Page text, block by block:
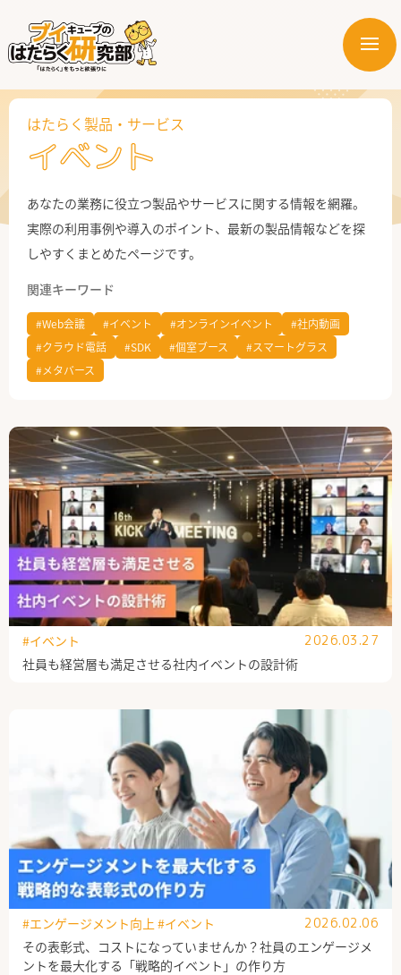
メ
ー
はたらく部署
はたらく課題
はたらく製品・サービス
公式X
公式Facebook
はたらく製品・サービス
イベント
あなたの業務に役立つ製品やサービスに関する情報を網羅。
実際の利用事例や導入のポイント、最新の製品情報などを探
しやすくまとめたページです。
関連キーワード
#Web会議 #イベント #オンラインイベント
#社内動画
#クラウド電話
#SDK #個室ブース
#スマートグラス
#メタバース
社員も経営層も満足させる社内イベントの設計術
#イベント 2026.03.27
その表彰式、コストになっていませんか？社員のエンゲージメ
ントを最大化する「戦略的イベント」の作り方
#エンゲージメント向上 #イベント 2026.02.06